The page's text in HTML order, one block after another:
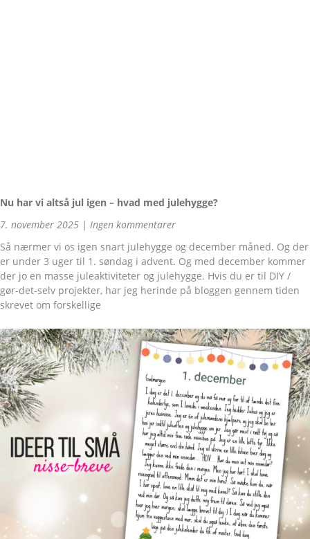
Nu har vi altså jul igen – hvad med julehygge?
7. november 2025
Ingen kommentarer
Så nærmer vi os igen snart julehygge og december måned. Og der
er under 3 uger til 1. søndag i advent. Og med december kommer
der jo en masse juleaktiviteter og julehygge. Hvis du er til DIY /
gør-det-selv projekter, har jeg herinde på bloggen gennem tiden
skrevet om forskellige